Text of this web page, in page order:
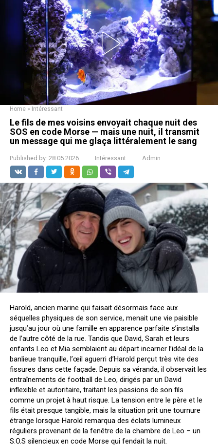
Home » Intéressant
Le fils de mes voisins envoyait chaque nuit des
SOS en code Morse — mais une nuit, il transmit
un message qui me glaça littéralement le sang
Published by: 28.05.2026 Intéressant Admin
Harold, ancien marine qui faisait désormais face aux
séquelles physiques de son service, menait une vie paisible
jusqu’au jour où une famille en apparence parfaite s’installa
de l’autre côté de la rue. Tandis que David, Sarah et leurs
enfants Leo et Mia semblaient au départ incarner l’idéal de la
banlieue tranquille, l’œil aguerri d’Harold perçut très vite des
fissures dans cette façade. Depuis sa véranda, il observait les
entraînements de football de Leo, dirigés par un David
inflexible et autoritaire, traitant les passions de son fils
comme un projet à haut risque. La tension entre le père et le
fils était presque tangible, mais la situation prit une tournure
étrange lorsque Harold remarqua des éclats lumineux
réguliers provenant de la fenêtre de la chambre de Leo – un
S.O.S silencieux en code Morse qui fendait la nuit.